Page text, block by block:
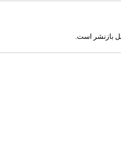
بازنشر است.